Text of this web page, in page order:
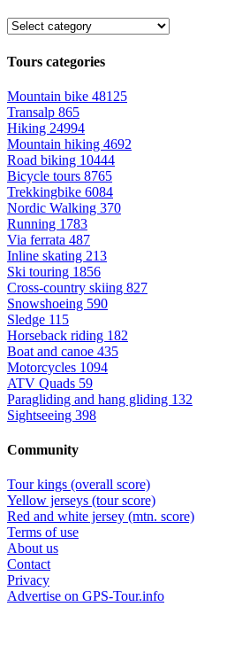
Tours categories
Mountain bike 48125
Transalp 865
Hiking 24994
Mountain hiking 4692
Road biking 10444
Bicycle tours 8765
Trekkingbike 6084
Nordic Walking 370
Running 1783
Via ferrata 487
Inline skating 213
Ski touring 1856
Cross-country skiing 827
Snowshoeing 590
Sledge 115
Horseback riding 182
Boat and canoe 435
Motorcycles 1094
ATV Quads 59
Paragliding and hang gliding 132
Sightseeing 398
Community
Tour kings (overall score)
Yellow jerseys (tour score)
Red and white jersey (mtn. score)
Terms of use
About us
Contact
Privacy
Advertise on GPS-Tour.info